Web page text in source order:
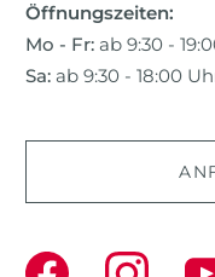
Öffnungszeiten:
Mo - Fr: ab 9:30 -
Sa: ab 9:30 - 18:00